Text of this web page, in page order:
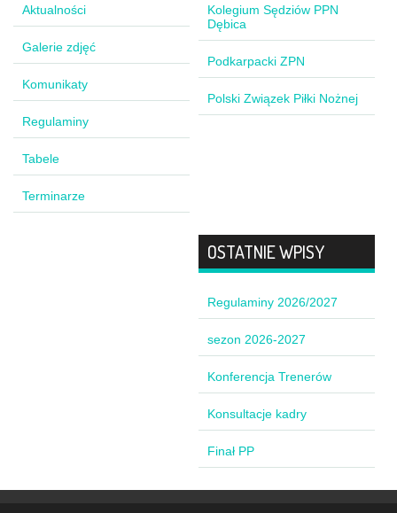
Aktualności
Galerie zdjęć
Komunikaty
Regulaminy
Tabele
Terminarze
Kolegium Sędziów PPN
Dębica
Podkarpacki ZPN
Polski Związek Piłki Nożnej
OSTATNIE WPISY
Regulaminy 2026/2027
sezon 2026-2027
Konferencja Trenerów
Konsultacje kadry
Finał PP